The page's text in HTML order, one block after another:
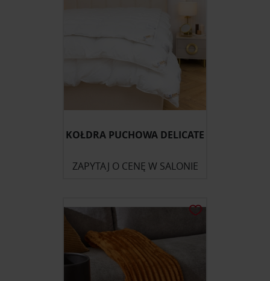
KOŁDRA PUCHOWA DELICATE
ZAPYTAJ O CENĘ W SALONIE